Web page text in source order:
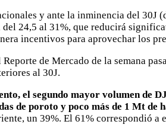
y ante la inminencia del
24,5 al 31%, que reducirá
incentivos para aprovechar los
de Mercado de la semana
al 30J.
el segundo mayor volumen de
de poroto y poco más de 1 Mt de
un 39%. El 61% correspondió